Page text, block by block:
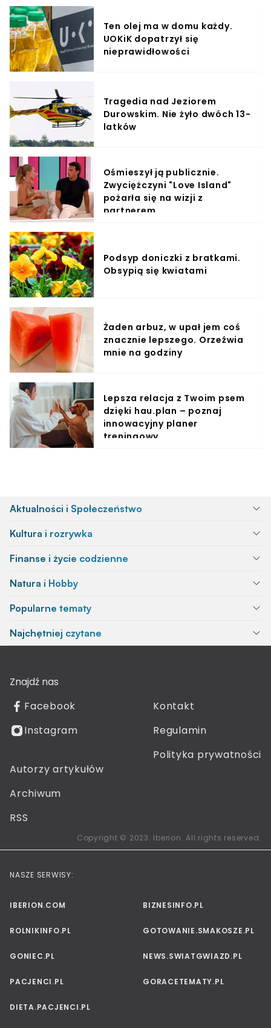
Ten olej ma w domu każdy.
UOKiK dopatrzył się
nieprawidłowości
Tragedia nad Jeziorem
Durowskim. Nie żyło dwóch 13-
latków
Ośmieszył ją publicznie.
Zwyciężczyni "Love Island"
pożarła się na wizji z
partnerem
Podsyp doniczki z bratkami.
Obsypią się kwiatami
Żaden arbuz, w upał jem coś
znacznie lepszego. Orzeźwia
mnie na godziny
Lepsza relacja z Twoim psem
dzięki hau.plan – poznaj
innowacyjny planer
treningowy
Aktualności i Społeczeństwo
Kultura i rozrywka
Finanse i życie codzienne
Natura i Hobby
Popularne tematy
Najchętniej czytane
Znajdź nas
Facebook
Instagram
Kontakt
Regulamin
Polityka prywatności
Autorzy artykułów
Archiwum
RSS
Copyright © 2023. Iberion. All rights reserved.
NASZE SERWISY:
IBERION.COM BIZNESINFO.PL
ROLNIKINFO.PL GOTOWANIE.SMAKOSZE.PL
GONIEC.PL NEWS.SWIATGWIAZD.PL
PACJENCI.PL GORACETEMATY.PL
DIETA.PACJENCI.PL